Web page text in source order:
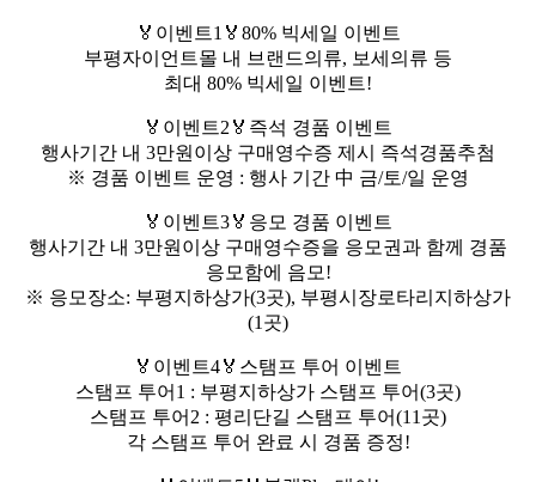
🏅이벤트1🏅80% 빅세일 이벤트
부평자이언트몰 내 브랜드의류, 보세의류 등
최대 80% 빅세일 이벤트!
🏅이벤트2🏅즉석 경품 이벤트
행사기간 내 3만원이상 구매영수증 제시 즉석경품추첨
※ 경품 이벤트 운영 : 행사 기간 中 금/토/일 운영
🏅이벤트3🏅응모 경품 이벤트
행사기간 내 3만원이상 구매영수증을 응모권과 함께 경품
응모함에 음모!
※ 응모장소: 부평지하상가(3곳), 부평시장로타리지하상가
(1곳)
🏅이벤트4🏅스탬프 투어 이벤트
스탬프 투어1 : 부평지하상가 스탬프 투어(3곳)
스탬프 투어2 : 평리단길 스탬프 투어(11곳)
각 스탬프 투어 완료 시 경품 증정!